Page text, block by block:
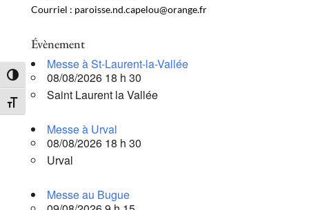
Passer en contraste élevé
Changer la taille de la police
Courriel : paroisse.nd.capelou@orange.fr
Évènement
Messe à St-Laurent-la-Vallée
08/08/2026 18 h 30
Saint Laurent la Vallée
Messe à Urval
08/08/2026 18 h 30
Urval
Messe au Bugue